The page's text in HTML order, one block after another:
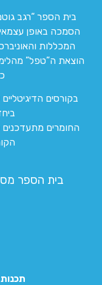
בית הספר “רגב
הסמכה באופן
המכללות
הוצאת ה”טפל”
בקורסים
החומרים
בית הספר